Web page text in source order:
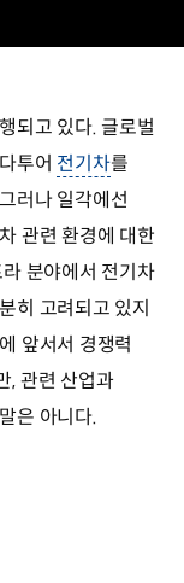
되고 있다. 글로벌
투어 전기차를
러나 일각에선
관련 환경에 대한
분야에서 전기차
히 고려되고 있지
앞서서 경쟁력
, 관련 산업과
은 아니다.